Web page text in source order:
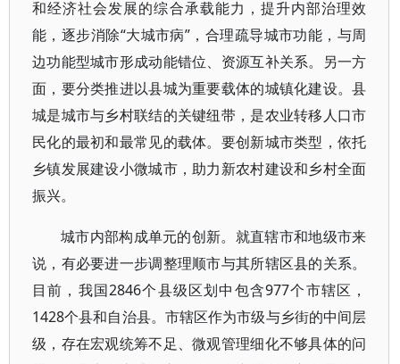
和经济社会发展的综合承载能力，提升内部治理效
能，逐步消除“大城市病”，合理疏导城市功能，与周
边功能型城市形成动能错位、资源互补关系。另一方
面，要分类推进以县城为重要载体的城镇化建设。县
城是城市与乡村联结的关键纽带，是农业转移人口市
民化的最初和最常见的载体。要创新城市类型，依托
乡镇发展建设小微城市，助力新农村建设和乡村全面
振兴。
城市内部构成单元的创新。就直辖市和地级市来
说，有必要进一步调整理顺市与其所辖区县的关系。
目前，我国2846个县级区划中包含977个市辖区，
1428个县和自治县。市辖区作为市级与乡街的中间层
级，存在宏观统筹不足、微观管理细化不够具体的问